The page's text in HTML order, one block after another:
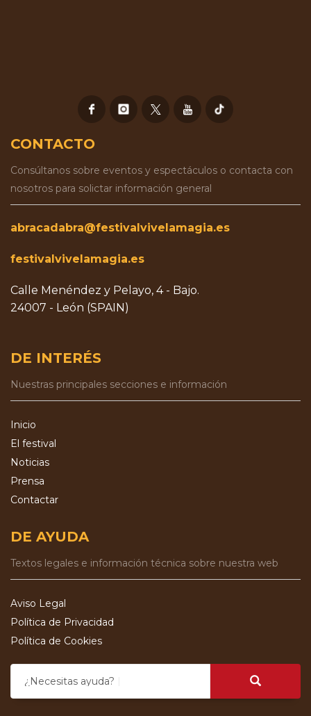
CONTACTO
Consúltanos sobre eventos y espectáculos o contacta con
nosotros para solictar información general
abracadabra@festivalvivelamagia.es
festivalvivelamagia.es
Calle Menéndez y Pelayo, 4 - Bajo.
24007 - León (SPAIN)
DE INTERÉS
Nuestras principales secciones e información
Inicio
El festival
Noticias
Prensa
Contactar
DE AYUDA
Textos legales e información técnica sobre nuestra web
Aviso Legal
Política de Privacidad
Política de Cookies
¿Necesitas ayuda?